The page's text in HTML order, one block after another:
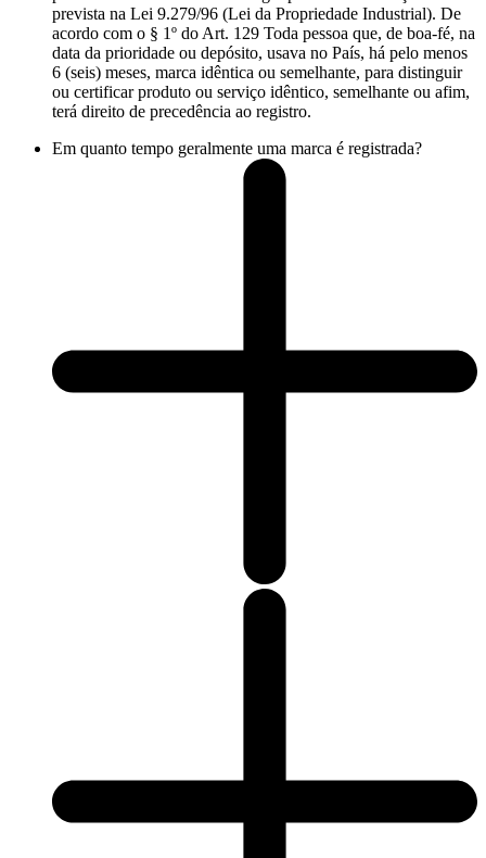
prevista na Lei 9.279/96 (Lei da Propriedade Industrial). De
acordo com o § 1º do Art. 129 Toda pessoa que, de boa-fé, na
data da prioridade ou depósito, usava no País, há pelo menos
6 (seis) meses, marca idêntica ou semelhante, para distinguir
ou certificar produto ou serviço idêntico, semelhante ou afim,
terá direito de precedência ao registro.
Em quanto tempo geralmente uma marca é registrada?